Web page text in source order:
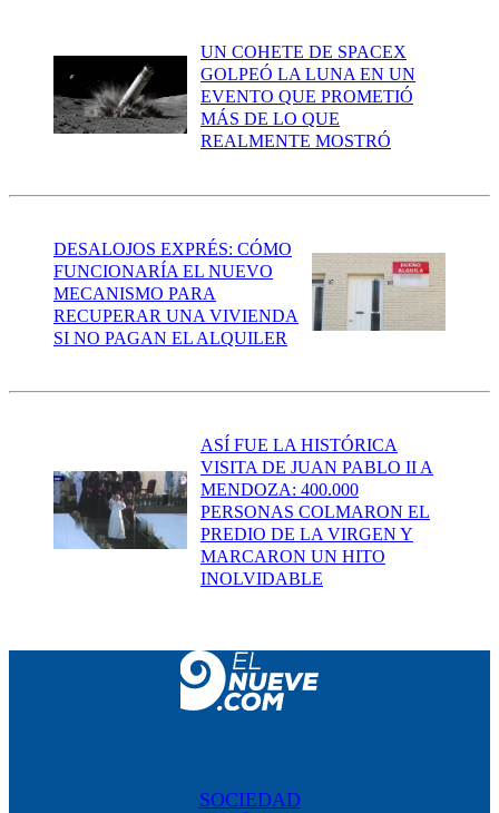
UN COHETE DE SPACEX
GOLPEÓ LA LUNA EN UN
EVENTO QUE PROMETIÓ
MÁS DE LO QUE
REALMENTE MOSTRÓ
DESALOJOS EXPRÉS: CÓMO
FUNCIONARÍA EL NUEVO
MECANISMO PARA
RECUPERAR UNA VIVIENDA
SI NO PAGAN EL ALQUILER
ASÍ FUE LA HISTÓRICA
VISITA DE JUAN PABLO II A
MENDOZA: 400.000
PERSONAS COLMARON EL
PREDIO DE LA VIRGEN Y
MARCARON UN HITO
INOLVIDABLE
SOCIEDAD